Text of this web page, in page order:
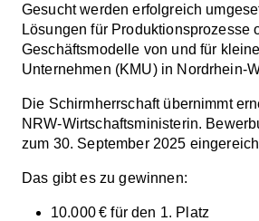
Gesucht werden erfolgreich
Lösungen für Produktionsprozesse
Geschäftsmodelle von und für
Unternehmen (KMU) in Nordrhein-
Die Schirmherrschaft übernimmt
NRW-Wirtschaftsministerin.
zum 30. September 2025
Das gibt es zu gewinnen:
10.000 € für den 1. Platz